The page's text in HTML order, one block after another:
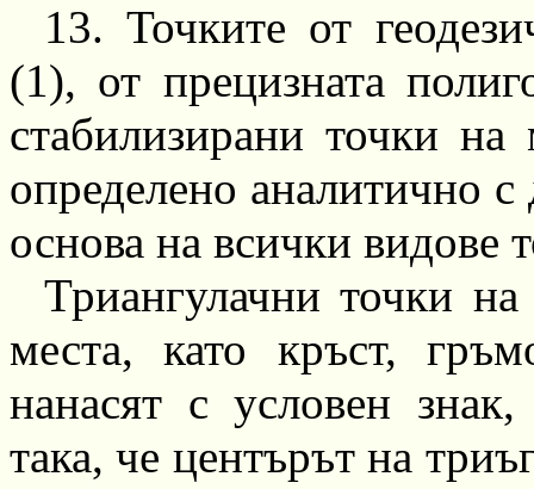
13. Точките от
(1), от прецизната
стабилизирани точки
определено аналитично с
основа на всички видове
Триангулачни точки
места, като кръст,
нанасят с условен
така, че центърът на